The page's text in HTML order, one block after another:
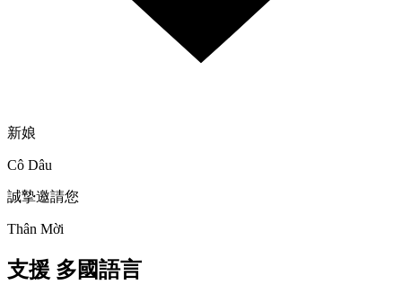
新娘
Cô Dâu
誠摯邀請您
Thân Mời
支援 多國語言